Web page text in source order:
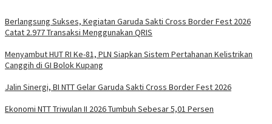
Berlangsung Sukses, Kegiatan Garuda Sakti Cross Border Fest 2026
Catat 2.977 Transaksi Menggunakan QRIS
Menyambut HUT RI Ke-81, PLN Siapkan Sistem Pertahanan Kelistrikan
Canggih di GI Bolok Kupang
Jalin Sinergi, BI NTT Gelar Garuda Sakti Cross Border Fest 2026
Ekonomi NTT Triwulan II 2026 Tumbuh Sebesar 5,01 Persen